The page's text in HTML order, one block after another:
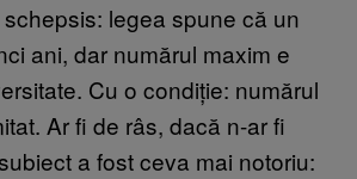
legea spune că un
ani, dar numărul maxim e
Cu o condiție: numărul
Ar fi de râs, dacă n-ar fi
a fost ceva mai notoriu: